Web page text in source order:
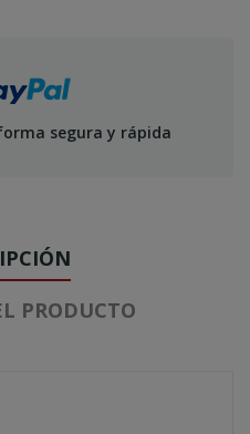
segura y rápida
PRODUCTO